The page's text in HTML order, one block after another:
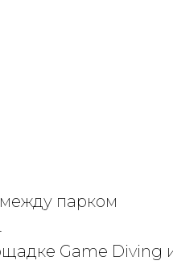
парком
Game Diving